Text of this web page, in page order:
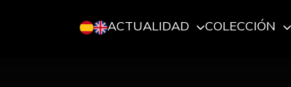
ACTUALIDAD COLECCIÓN